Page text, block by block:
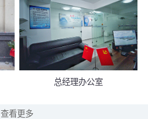
总经理办公室
查看更多